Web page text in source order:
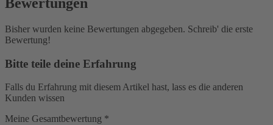
Bisher wurden keine Bewertungen abgegeben. Schreib' die erste
Bewertung!
Bitte teile deine Erfahrung
Falls du Erfahrung mit diesem Artikel hast, lass es die anderen
Kunden wissen
Meine Gesamtbewertung *